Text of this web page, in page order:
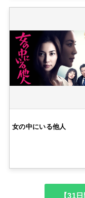
女の中にいる他人
【31